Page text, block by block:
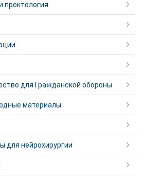
проктология
для Гражданской обороны
материалы
для нейрохирургии